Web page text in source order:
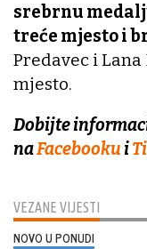
VEZANE VIJESTI
NOVO U PONUDI
srebrnu
treće mjesto i
Predavec i
mjesto.
Dobijte
naFacebookui